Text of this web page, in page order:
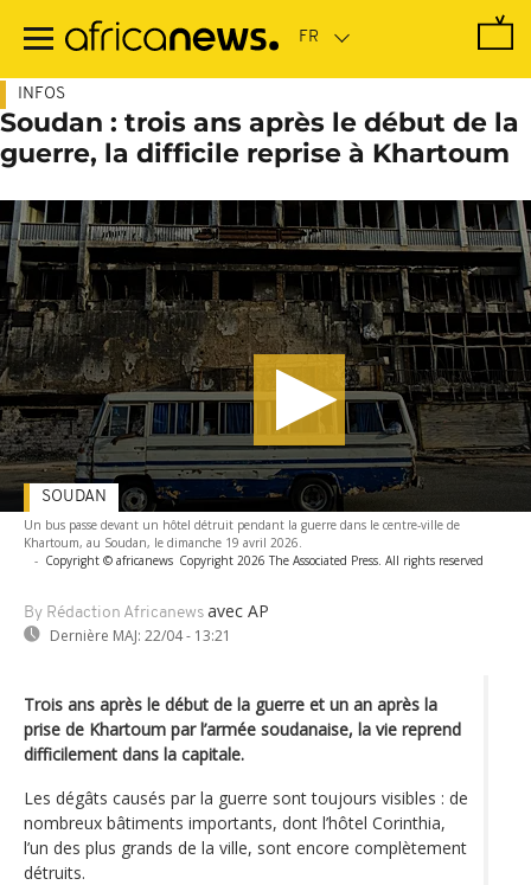
contenu
INFOS
Soudan : trois ans après le début de la
guerre, la difficile reprise à Khartoum
Un bus passe devant un hôtel détruit pendant la guerre dans le centre-ville de
Khartoum, au Soudan, le dimanche 19 avril 2026.
- Copyright © africanews Copyright 2026 The Associated Press. All rights reserved
By Rédaction Africanews avec AP
Dernière MAJ: 22/04 - 13:21
SOUDAN
Trois ans après le début de la guerre et un an après la
prise de Khartoum par l’armée soudanaise, la vie reprend
difficilement dans la capitale.
Les dégâts causés par la guerre sont toujours visibles : de
nombreux bâtiments importants, dont l’hôtel Corinthia,
l’un des plus grands de la ville, sont encore complètement
détruits.